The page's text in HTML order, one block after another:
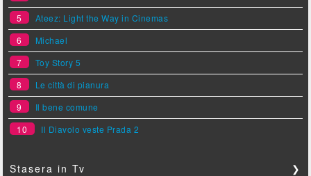
5
Ateez: Light the Way in Cinemas
6
Michael
7
Toy Story 5
8
Le città di pianura
9
Il bene comune
10
Il Diavolo veste Prada 2
Stasera in Tv ❯